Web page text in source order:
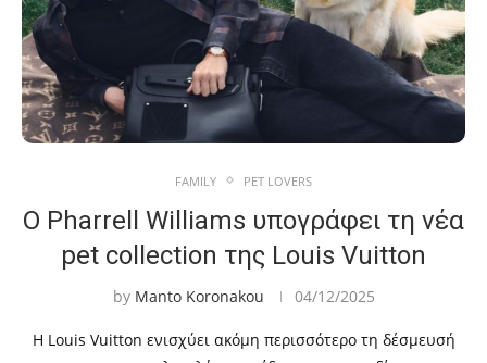
FAMILY PET LOVERS
Ο Pharrell Williams υπογράφει τη νέα
pet collection της Louis Vuitton
by Manto Koronakou 04/12/2025
Η Louis Vuitton ενισχύει ακόμη περισσότερο τη δέσμευσή